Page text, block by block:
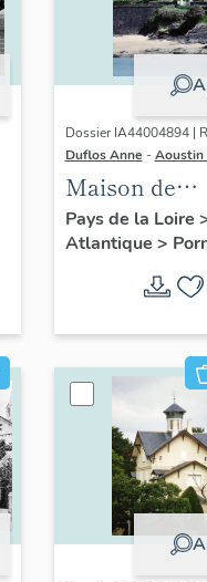
Dossier IA44004894 |
Duflos Anne -Aoustin
Maison de
villégiature
balnéaire dite
Madeleine
Lucienne, 25
de
Pays de la Loire
Atlantique >